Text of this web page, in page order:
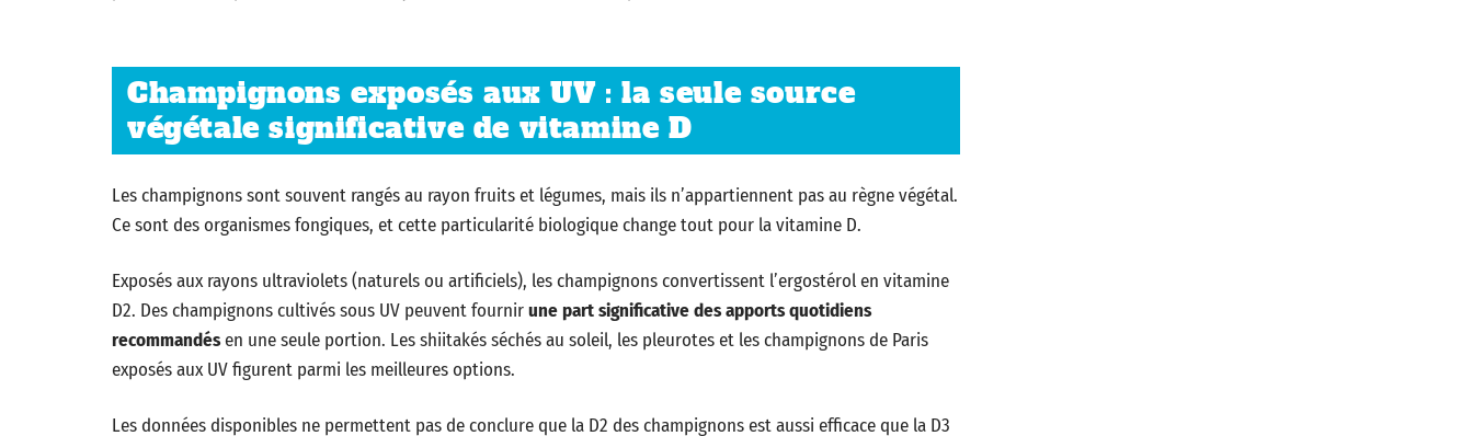
Champignons exposés aux UV : la seule source
végétale significative de vitamine D
Les champignons sont souvent rangés au rayon fruits et légumes, mais ils n’appartiennent pas au règne végétal.
Ce sont des organismes fongiques, et cette particularité biologique change tout pour la vitamine D.
Exposés aux rayons ultraviolets (naturels ou artificiels), les champignons convertissent l’ergostérol en vitamine
D2. Des champignons cultivés sous UV peuvent fournirune part significative des apports quotidiens
recommandésen une seule portion. Les shiitakés séchés au soleil, les pleurotes et les champignons de Paris
exposés aux UV figurent parmi les meilleures options.
Les données disponibles ne permettent pas de conclure que la D2 des champignons est aussi efficace que la D3